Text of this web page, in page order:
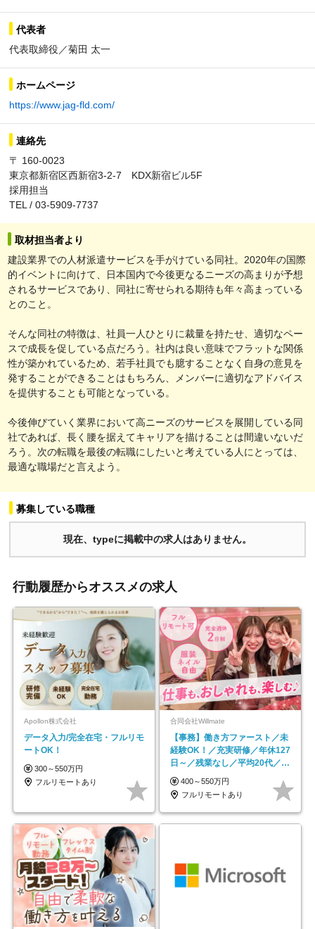
代表者
代表取締役／菊田 太一
ホームページ
https://www.jag-fld.com/
連絡先
〒 160-0023
東京都新宿区西新宿3-2-7 KDX新宿ビル5F
採用担当
TEL / 03-5909-7737
取材担当者より
建設業界での人材派遣サービスを手がけている同社。2020年の国際
的イベントに向けて、日本国内で今後更なるニーズの高まりが予想
されるサービスであり、同社に寄せられる期待も年々高まっている
とのこと。
そんな同社の特徴は、社員一人ひとりに裁量を持たせ、適切なペー
スで成長を促している点だろう。社内は良い意味でフラットな関係
性が築かれているため、若手社員でも臆することなく自身の意見を
発することができることはもちろん、メンバーに適切なアドバイス
を提供することも可能となっている。
今後伸びていく業界において高ニーズのサービスを展開している同
社であれば、長く腰を据えてキャリアを描けることは間違いないだ
ろう。次の転職を最後の転職にしたいと考えている人にとっては、
最適な職場だと言えよう。
募集している職種
現在、typeに掲載中の求人はありません。
行動履歴からオススメの求人
Apollon株式会社
データ入力/完全在宅・フルリモ
ートOK！
300～550万円
フルリモートあり
合同会社Willmate
【事務】働き方ファースト／未
経験OK！／充実研修／年休127
日～／残業なし／平均20代／リ
モートOK
400～550万円
フルリモートあり